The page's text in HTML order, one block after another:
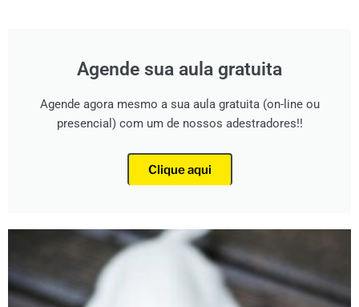
Agende sua aula gratuita
Agende agora mesmo a sua aula gratuita (on-line ou
presencial) com um de nossos adestradores!!
Clique aqui